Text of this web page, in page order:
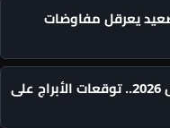
يعرقل مفاوضات
حظك اليوم الأحد 9 أغسطس 2026.. توقعات الأبراج على